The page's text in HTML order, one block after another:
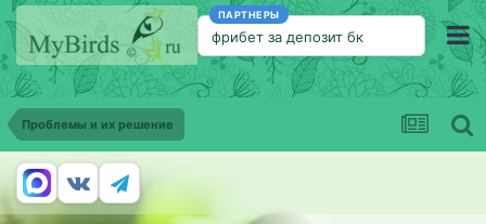
ПАРТНЕРЫ
фрибет за депозит бк
Проблемы и их решение